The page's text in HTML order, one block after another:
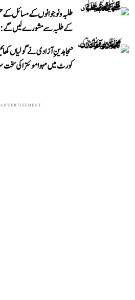
طلبہ و نوجوانوں کے مسائل
کے طلبہ سے مشورے لیں
’مجاہدینِ آزادی نے گولیاں
کورٹ میں مہوا موئترا کی
ADVERTISEMENT